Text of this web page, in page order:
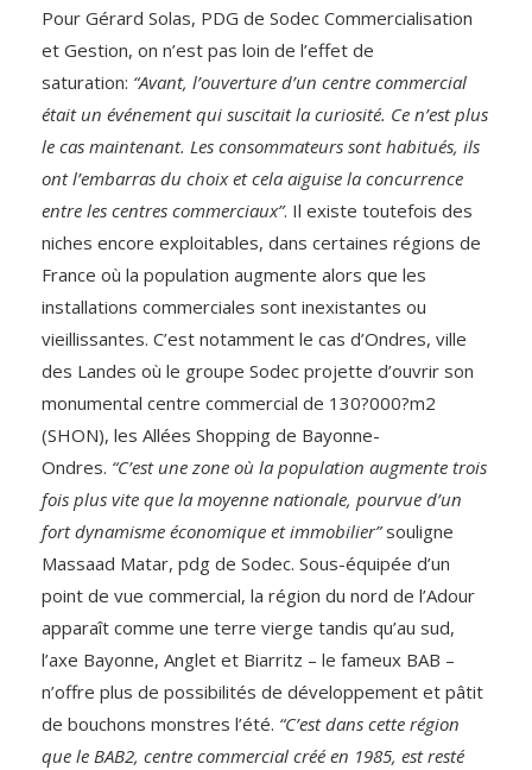
Pour Gérard Solas, PDG de Sodec Commercialisation
et Gestion, on n’est pas loin de l’effet de
saturation: “Avant, l’ouverture d’un centre commercial
était un événement qui suscitait la curiosité. Ce n’est plus
le cas maintenant. Les consommateurs sont habitués, ils
ont l’embarras du choix et cela aiguise la concurrence
entre les centres commerciaux”. Il existe toutefois des
niches encore exploitables, dans certaines régions de
France où la population augmente alors que les
installations commerciales sont inexistantes ou
vieillissantes. C’est notamment le cas d’Ondres, ville
des Landes où le groupe Sodec projette d’ouvrir son
monumental centre commercial de 130?000?m2
(SHON), les Allées Shopping de Bayonne-
Ondres. “C’est une zone où la population augmente trois
fois plus vite que la moyenne nationale, pourvue d’un
fort dynamisme économique et immobilier”souligne
Massaad Matar, pdg de Sodec. Sous-équipée d’un
point de vue commercial, la région du nord de l’Adour
apparaît comme une terre vierge tandis qu’au sud,
l’axe Bayonne, Anglet et Biarritz – le fameux BAB –
n’offre plus de possibilités de développement et pâtit
de bouchons monstres l’été. “C’est dans cette région
que le BAB2, centre commercial créé en 1985, est resté